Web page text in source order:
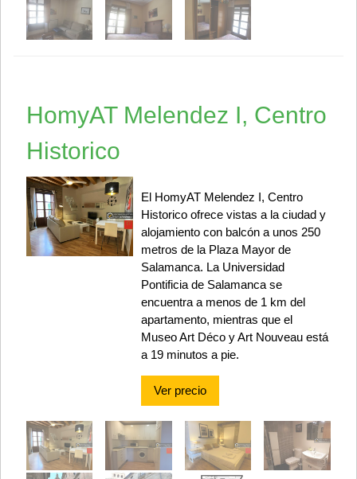
HomyAT Melendez I, Centro
Historico
El HomyAT Melendez I, Centro
Historico ofrece vistas a la ciudad y
alojamiento con balcón a unos 250
metros de la Plaza Mayor de
Salamanca. La Universidad
Pontificia de Salamanca se
encuentra a menos de 1 km del
apartamento, mientras que el
Museo Art Déco y Art Nouveau está
a 19 minutos a pie.
Ver precio